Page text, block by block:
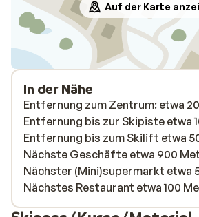
Auf der Karte
In der Nähe
Entfernung zum Zentrum: etwa
Entfernung bis zur Skipiste etwa
Entfernung bis zum Skilift etwa
Nächste Geschäfte etwa 900
Nächster (Mini)supermarkt etwa
Nächstes Restaurant etwa 100